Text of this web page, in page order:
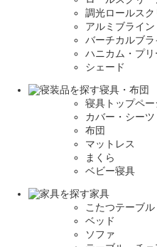
調光ロールスク
アルミブライン
バーチカルブラ
ハニカム・プ
シェード
寝具・布団
寝具トップペー
カバー・シーツ
布団
マットレス
まくら
ベビー寝具
家具
こたつテーブル
ベッド
ソファ